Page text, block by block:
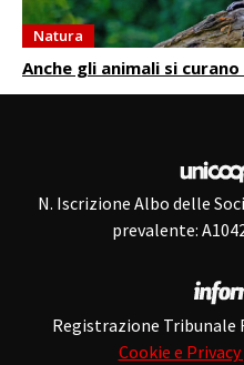
Natura
Anche gli animali si
N. Iscrizione Albo delle
prevalente:
Registrazione Tribunale
Cookie e